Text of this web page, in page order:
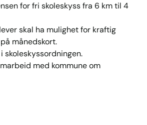
for fri skoleskyss fra 6 km til 4
skal ha mulighet for kraftig
månedskort.
skoleskyssordningen.
med kommune om